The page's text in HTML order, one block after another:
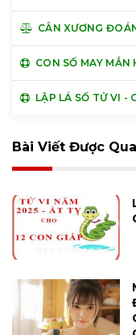
CÂN XƯƠNG
CON SỐ MAY MẮN
LẬP LÁ SỐ TỬ VI -
Bài Viết Được